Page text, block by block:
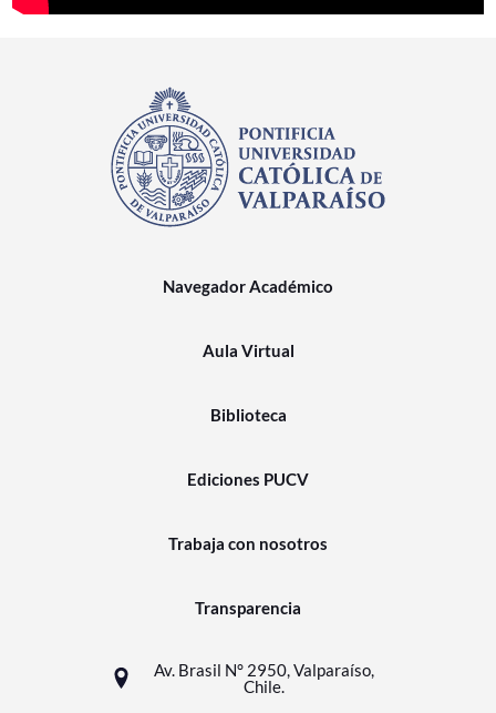
Navegador Académico
Aula Virtual
Biblioteca
Ediciones PUCV
Trabaja con nosotros
Transparencia
Av. Brasil N° 2950, Valparaíso,
Chile.